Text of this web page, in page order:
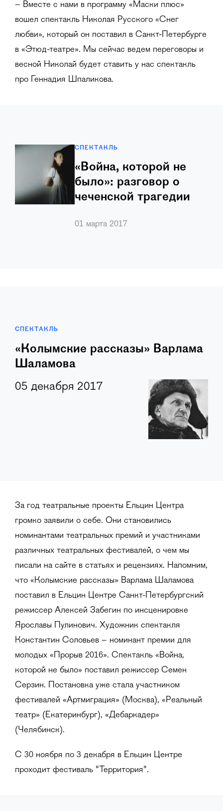
– Вместе с нами в программу «Маски плюс»
вошел спектакль Николая Русского «Снег
любви», который он поставил в Санкт-Петербурге
в «Этюд-театре». Мы сейчас ведем переговоры и
весной Николай будет ставить у нас спектакль
про Геннадия Шпаликова.
СПЕКТАКЛЬ
«Война, которой не
было»: разговор о
чеченской трагедии
01 марта 2017
СПЕКТАКЛЬ
«Колымские рассказы» Варлама
Шаламова
05 декабря 2017
За год театральные проекты Ельцин Центра
громко заявили о себе. Они становились
номинантами театральных премий и участниками
различных театральных фестивалей, о чем мы
писали на сайте в статьях и рецензиях. Напомним,
что «Колымские рассказы» Варлама Шаламова
поставил в Ельцин Центре Санкт-Петербургский
режиссер Алексей Забегин по инсценировке
Ярославы Пулинович. Художник спектакля
Константин Соловьев – номинант премии для
молодых «Прорыв 2016». Спектакль «Война,
которой не было» поставил режиссер Семен
Серзин. Постановка уже стала участником
фестивалей «Артмиграция» (Москва), «Реальный
театр» (Екатеринбург), «Дебаркадер»
(Челябинск).
С 30 ноября по 3 декабря в Ельцин Центре
проходит фестиваль "Территория".